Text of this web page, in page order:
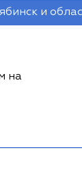
и
на